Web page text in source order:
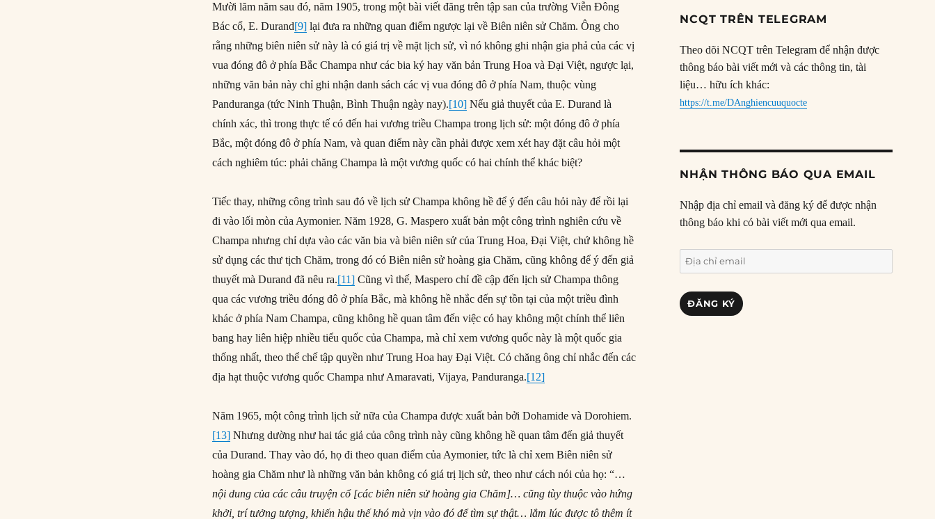
Mười lăm năm sau đó, năm 1905, trong một bài viết đăng trên tập san của trường Viễn Đông
Bác cổ, E. Durand[9] lại đưa ra những quan điểm ngược lại về Biên niên sử Chăm. Ông cho
rằng những biên niên sử này là có giá trị về mặt lịch sử, vì nó không ghi nhận gia phả của các vị
vua đóng đô ở phía Bắc Champa như các bia ký hay văn bản Trung Hoa và Đại Việt, ngược lại,
những văn bản này chỉ ghi nhận danh sách các vị vua đóng đô ở phía Nam, thuộc vùng
Panduranga (tức Ninh Thuận, Bình Thuận ngày nay).[10] Nếu giả thuyết của E. Durand là
chính xác, thì trong thực tế có đến hai vương triều Champa trong lịch sử: một đóng đô ở phía
Bắc, một đóng đô ở phía Nam, và quan điểm này cần phải được xem xét hay đặt câu hỏi một
cách nghiêm túc: phải chăng Champa là một vương quốc có hai chính thể khác biệt?
Tiếc thay, những công trình sau đó về lịch sử Champa không hề để ý đến câu hỏi này để rồi lại
đi vào lối mòn của Aymonier. Năm 1928, G. Maspero xuất bản một công trình nghiên cứu về
Champa nhưng chỉ dựa vào các văn bia và biên niên sử của Trung Hoa, Đại Việt, chứ không hề
sử dụng các thư tịch Chăm, trong đó có Biên niên sử hoàng gia Chăm, cũng không để ý đến giả
thuyết mà Durand đã nêu ra.[11] Cũng vì thế, Maspero chỉ đề cập đến lịch sử Champa thông
qua các vương triều đóng đô ở phía Bắc, mà không hề nhắc đến sự tồn tại của một triều đình
khác ở phía Nam Champa, cũng không hề quan tâm đến việc có hay không một chính thể liên
bang hay liên hiệp nhiều tiểu quốc của Champa, mà chỉ xem vương quốc này là một quốc gia
thống nhất, theo thể chế tập quyền như Trung Hoa hay Đại Việt. Có chăng ông chỉ nhắc đến các
địa hạt thuộc vương quốc Champa như Amaravati, Vijaya, Panduranga.[12]
Năm 1965, một công trình lịch sử nữa của Champa được xuất bản bởi Dohamide và Dorohiem.
[13] Nhưng dường như hai tác giả của công trình này cũng không hề quan tâm đến giả thuyết
của Durand. Thay vào đó, họ đi theo quan điểm của Aymonier, tức là chỉ xem Biên niên sử
hoàng gia Chăm như là những văn bản không có giá trị lịch sử, theo như cách nói của họ: “…
nội dung của các câu truyện cổ [các biên niên sử hoàng gia Chăm]… cũng tùy thuộc vào hứng
khởi, trí tưởng tượng, khiến hậu thế khó mà vịn vào đó để tìm sự thật… lắm lúc được tô thêm ít
NCQT TRÊN TELEGRAM
Theo dõi NCQT trên Telegram để nhận được
thông báo bài viết mới và các thông tin, tài
liệu… hữu ích khác:
https://t.me/DAnghiencuuquocte
NHẬN THÔNG BÁO QUA EMAIL
Nhập địa chỉ email và đăng ký để được nhận
thông báo khi có bài viết mới qua email.
Địa
chỉ
email
ĐĂNG KÝ